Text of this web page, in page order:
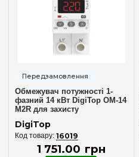
Обмежувач потужності 1-
фазний 14 кВт DigiTop ОМ-14
M2R для захисту
DigiTop
16019
1 751.00 грн